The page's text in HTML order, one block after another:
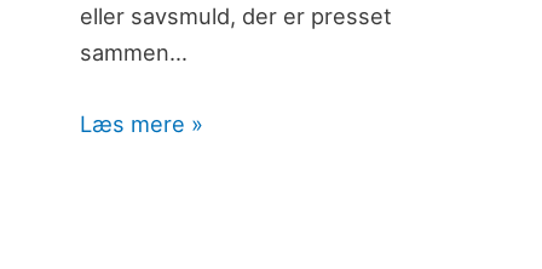
eller savsmuld, der er presset
sammen…
Læs mere »